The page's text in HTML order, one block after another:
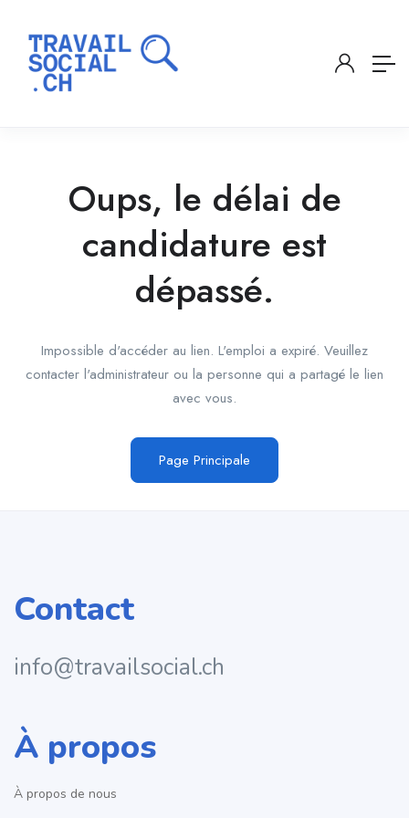
Oups, le délai de
candidature est
dépassé.
Impossible d'accéder au lien. L'emploi a expiré. Veuillez
contacter l'administrateur ou la personne qui a partagé le lien
avec vous.
Page Principale
Contact
info@travailsocial.ch
À propos
À propos de nous